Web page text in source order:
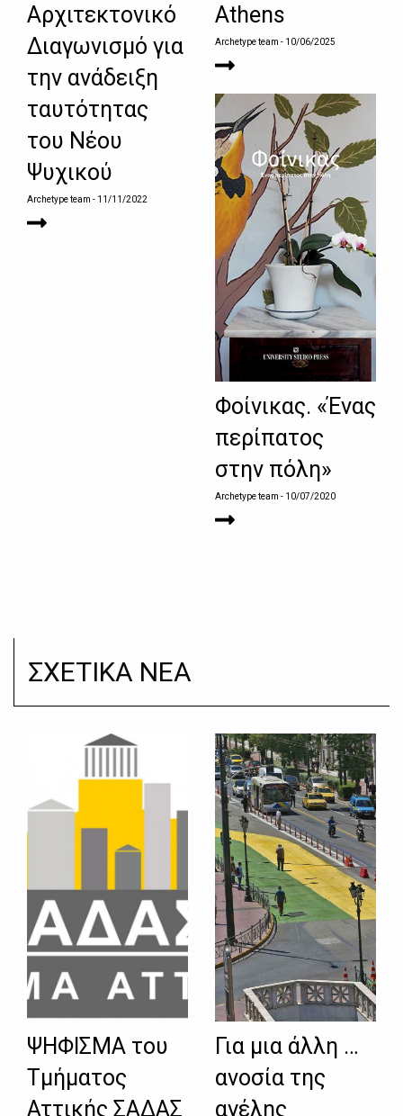
Αρχιτεκτονικό
Διαγωνισμό για
την ανάδειξη
ταυτότητας
του Νέου
Ψυχικού
Archetype team - 11/11/2022
Athens
Archetype team - 10/06/2025
Φοίνικας. «Ένας
περίπατος
στην πόλη»
Archetype team - 10/07/2020
ΣΧΕΤΙΚΑ ΝΕΑ
ΨΗΦΙΣΜΑ του
Τμήματος
Αττικής ΣΑΔΑΣ
Για μια άλλη …
ανοσία της
αγέλης